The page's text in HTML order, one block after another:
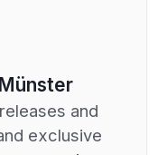
and
exclusive